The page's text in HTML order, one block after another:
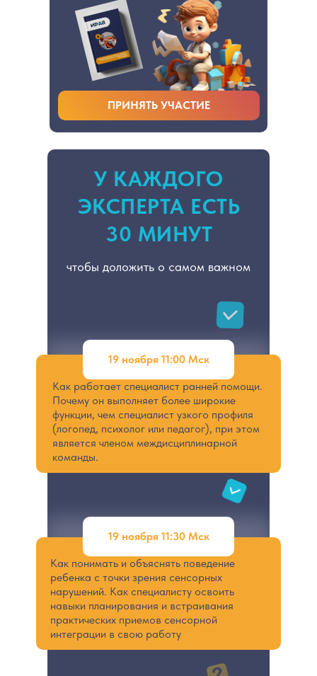
ПРИНЯТЬ УЧАСТИЕ
У КАЖДОГО
ЭКСПЕРТА ЕСТЬ
30 МИНУТ
чтобы доложить о самом важном
Как работает специалист ранней помощи.
Почему он выполняет более широкие
функции, чем специалист узкого профиля
(логопед, психолог или педагог), при этом
является членом междисциплинарной
команды.
Как понимать и объяснять поведение
ребенка с точки зрения сенсорных
нарушений. Как специалисту освоить
навыки планирования и встраивания
практических приемов сенсорной
интеграции в свою работу
19 ноября 11:00 Мск
19 ноября 11:30 Мск